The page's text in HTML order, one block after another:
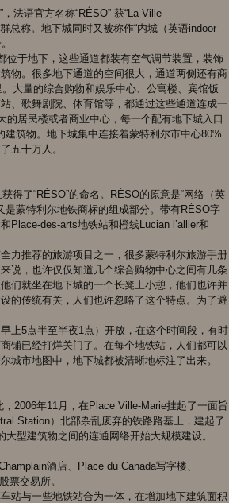
法语官方名称“RÉSO” 获“La Ville
总称。地下城同时又被称作“内城（英语indoor
位于地下，这些通道都装有空气调节装置，装饰
物。很多地下通道的空间很大，通道两侧还有商
大量的综合购物和娱乐中心、公寓楼、宾馆饭
、歌舞剧院、体育馆等，都通过这些通道连成一
居民楼或者商业中心，每一个配有地下城入口
筑物。地下城集中连接着蒙特利尔市中心80%
五十万人。
得了“RÉSO”的命名。RÉSO的原意是“网络（英
是蒙特利尔地铁商标的组成部分。带有RÉSO字
Place-des-arts地铁站和橙线Lucian l’allier和
力推荐的旅游项目之一，很多蒙特利尔旅游手册
说，也许仅仅知道几个综合购物中心之间有几条
们就坐在地下城的一个长凳上小憩，他们也许并
的传统有关，人们也许忽略了这个特点。为了避
上5点半至半夜1点）开放，在这个时间段，有时
铺已经打烊关门了。在每个地铁站，人们都可以
城市地图中，地下城都被清晰地标注了出来。
2006年11月，在Place Ville-Marie挂起了一面旨
Station）北部杂乱废弃的铁路路基上，建起了
型建筑物之间的连通网络开始大规模建设。
酒店、Place du Canada写字楼、
票交易所。
站与一些地铁站合为一体，在增加地下建筑面积